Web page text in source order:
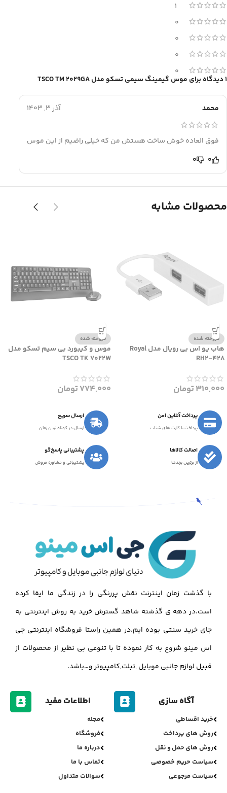
1
0
0
0
0
1 دیدگاه برای موس گیمینگ سیمی تسکو مدل TSCO TM 2029GA
محمد آذر 3, 1403
فوق العاده خوش ساخت هستش من که خیلی راضیم از این موس
0
0
محصولات مشابه
فروخته شده
هاب یو اس بی رویال مدل Royal
RH2-428
310,000تومان
فروخته شده
موس و کیبورد بی سیم تسکو مدل
TSCO TK 7022W
774,000تومان
پرداخت آنلاین امن
پرداخت با کارت های شتاب
ارسال سریع
ارسال در کوتاه ترین زمان
اصالت کالاها
از برترین برندها
پشتیبانی پاسخ‌گو
پشتیبانی و مشاوره فروش
با گذشت زمان اینترنت نقش پررنگی را در زندگی ما ایفا کرده
است.در دهه ی گذشته شاهد گسترش خرید به روش اینترنتی به
جای خرید سنتی بوده ایم.در همین راستا فروشگاه اینترنتی جی
اس مینو شروع به کار نموده تا با تنوعی بی نظیر از محصولات از
قبیل لوازم جانبی موبایل ,تبلت,کامپیوتر و…باشد.
آگاه سازی
خرید اقساطی
روش های پرداخت
روش های حمل و نقل
سیاست حریم خصوصی
سیاست مرجوعی
اطلاعات مفید
مجله
فروشگاه
درباره ما
تماس با ما
سوالات متداول